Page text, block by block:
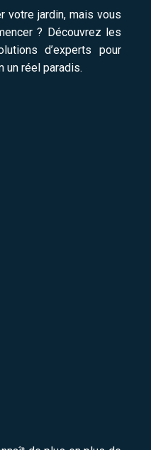
votre jardin, mais vous
? Découvrez les
d’experts pour
un réel paradis.